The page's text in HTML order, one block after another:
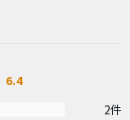
6.4
2件